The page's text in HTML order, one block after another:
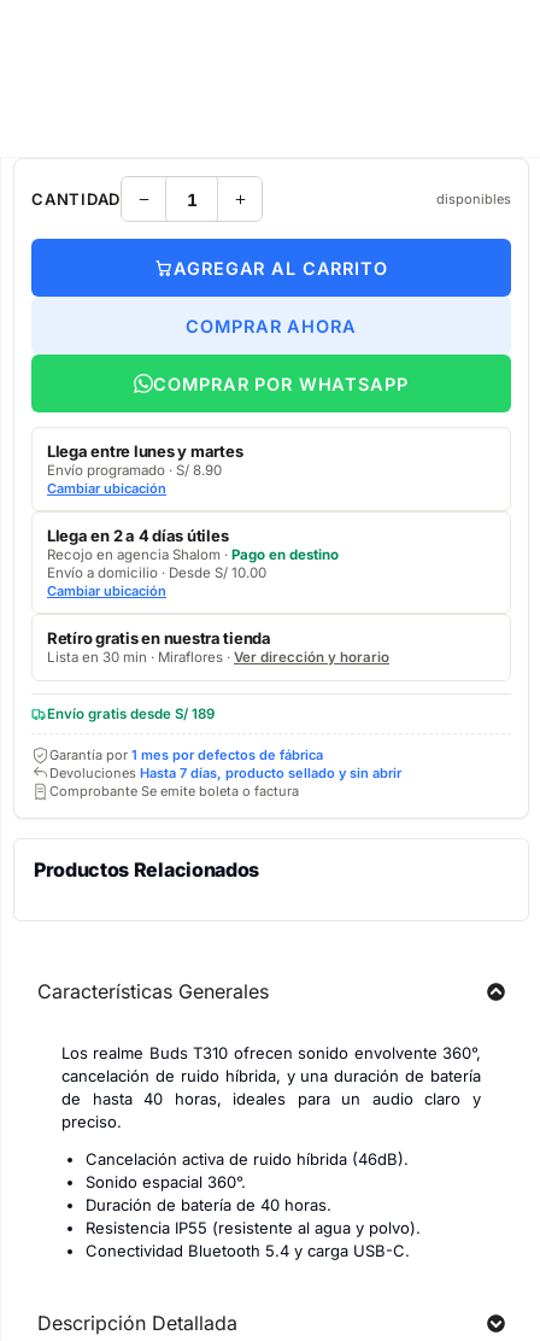
CANTIDAD disponibles
AGREGAR AL CARRITO
COMPRAR AHORA
COMPRAR POR WHATSAPP
Llega entre lunes y martes
Envío programado · S/ 8.90
Cambiar ubicación
Llega en 2 a 4 días útiles
Recojo en agencia Shalom · Pago en destino
Envío a domicilio · Desde S/ 10.00
Cambiar ubicación
Retíro gratis en nuestra tienda
Lista en 30 min · Miraflores · Ver dirección y horario
Envío gratis desde S/ 189
Garantía por 1 mes por defectos de fábrica
Devoluciones Hasta 7 días, producto sellado y sin abrir
Comprobante Se emite boleta o factura
Productos Relacionados
Características Generales
Los realme Buds T310 ofrecen sonido envolvente 360°,
cancelación de ruido híbrida, y una duración de batería
de hasta 40 horas, ideales para un audio claro y
preciso.
Cancelación activa de ruido híbrida (46dB).
Sonido espacial 360°.
Duración de batería de 40 horas.
Resistencia IP55 (resistente al agua y polvo).
Conectividad Bluetooth 5.4 y carga USB-C.
Descripción Detallada